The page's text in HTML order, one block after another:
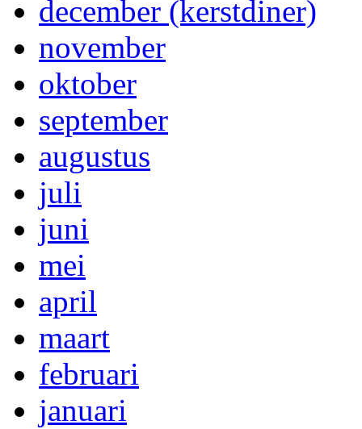
december (kerstdiner)
november
oktober
september
augustus
juli
juni
mei
april
maart
februari
januari